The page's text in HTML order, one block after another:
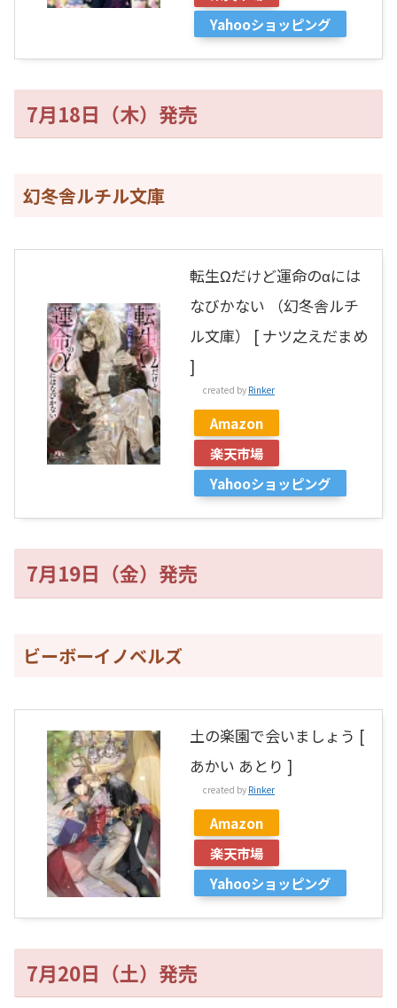
Yahooショッピング
7月18日（木）発売
幻冬舎ルチル文庫
転生Ωだけど運命のαには
なびかない （幻冬舎ルチ
ル文庫） [ ナツ之えだまめ
]
created by Rinker
Amazon
楽天市場
Yahooショッピング
7月19日（金）発売
ビーボーイノベルズ
土の楽園で会いましょう [
あかい あとり ]
created by Rinker
Amazon
楽天市場
Yahooショッピング
7月20日（土）発売